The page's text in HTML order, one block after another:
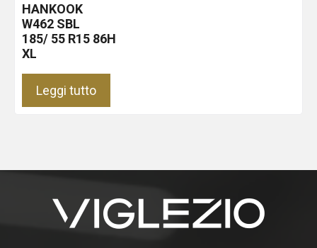
HANKOOK
W462 SBL
185/ 55 R15 86H
XL
Leggi tutto